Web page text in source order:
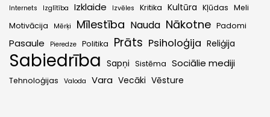
Internets Izglītība Izklaide Izvēles Kritika Kultūra Kļūdas Meli
Motivācija
Mērķi Mīlestība Nauda Nākotne Padomi
Pasaule Pieredze Politika Prāts Psiholoģija Reliģija
Sabiedrība Sapņi Sistēma Sociālie mediji
Tehnoloģijas Valoda Vara Vecāki Vēsture